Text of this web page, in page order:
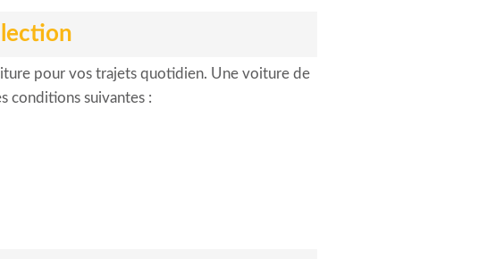
pour vos trajets quotidien. Une voiture de
conditions suivantes :